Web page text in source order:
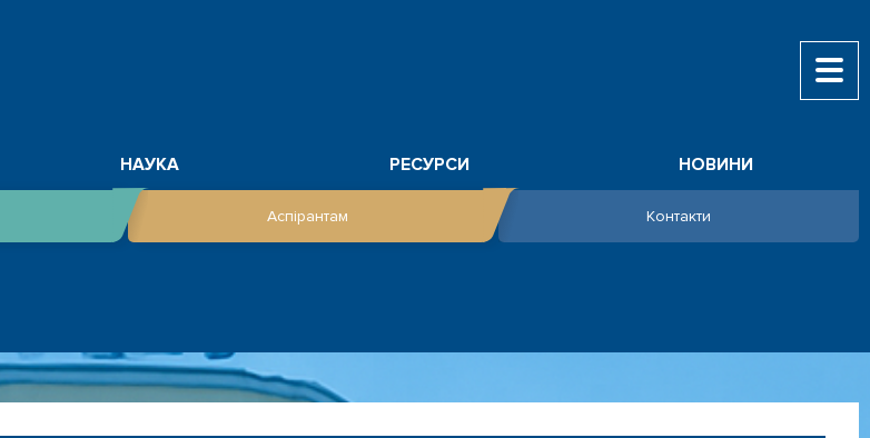
НАУКА РЕСУРСИ НОВИНИ
Аспірантам Контакти